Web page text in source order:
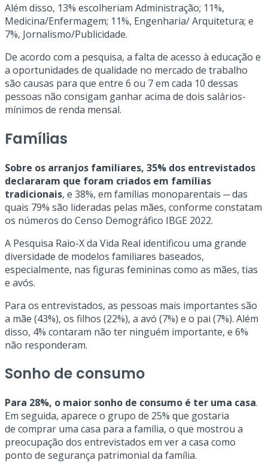
Além disso, 13% escolheriam Administração; 11%,
Medicina/Enfermagem; 11%, Engenharia/ Arquitetura; e
7%, Jornalismo/Publicidade.
De acordo com a pesquisa, a falta de acesso à educação e
a oportunidades de qualidade no mercado de trabalho
são causas para que entre 6 ou 7 em cada 10 dessas
pessoas não consigam ganhar acima de dois salários-
mínimos de renda mensal.
Famílias
Sobre os arranjos familiares, 35% dos entrevistados
declararam que foram criados em famílias
tradicionais, e 38%, em famílias monoparentais ─ das
quais 79% são lideradas pelas mães, conforme constatam
os números do Censo Demográfico IBGE 2022.
A Pesquisa Raio-X da Vida Real identificou uma grande
diversidade de modelos familiares baseados,
especialmente, nas figuras femininas como as mães, tias
e avós.
Para os entrevistados, as pessoas mais importantes são
a mãe (43%), os filhos (22%), a avó (7%) e o pai (7%). Além
disso, 4% contaram não ter ninguém importante, e 6%
não responderam.
Sonho de consumo
Para 28%, o maior sonho de consumo é ter uma casa.
Em seguida, aparece o grupo de 25% que gostaria
de comprar uma casa para a família, o que mostrou a
preocupação dos entrevistados em ver a casa como
ponto de segurança patrimonial da família.